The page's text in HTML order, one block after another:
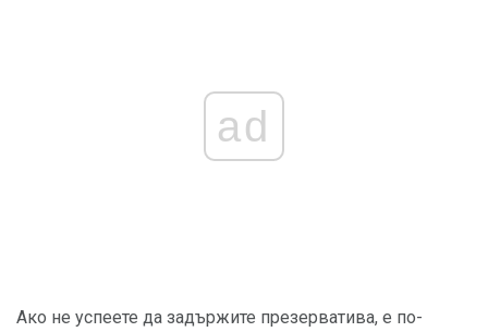
ad
Ако не успеете да задържите презерватива, е по-